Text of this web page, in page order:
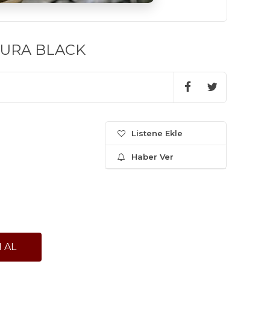
BLACK
Listene Ekle
Haber Ver